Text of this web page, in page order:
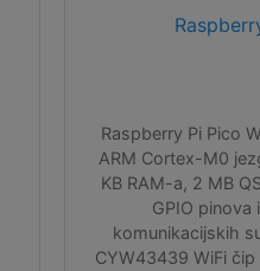
Raspberry Pi Pico
ARM Cortex-M0
KB RAM-a, 2 MB
GPIO pinova
komunikacijskih
CYW43439 WiFi